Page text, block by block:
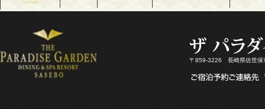
〒859-3226 長崎県佐世保